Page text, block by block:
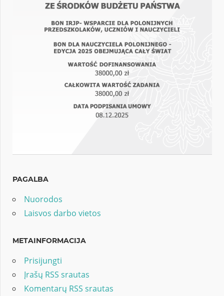
PAGALBA
Nuorodos
Laisvos darbo vietos
METAINFORMACIJA
Prisijungti
Įrašų RSS srautas
Komentarų RSS srautas